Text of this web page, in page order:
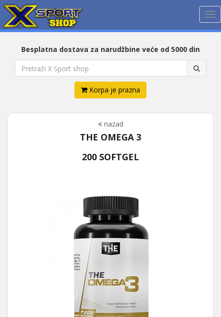
Besplatna dostava za narudžbine veće od 5000 din
Korpa je prazna
nazad
THE OMEGA 3
200 SOFTGEL